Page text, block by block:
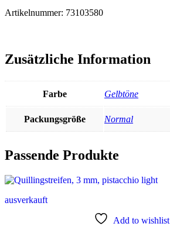
Artikelnummer: 73103580
Zusätzliche Information
Farbe Gelbtöne
Packungsgröße Normal
Passende Produkte
ausverkauft
Add to wishlist